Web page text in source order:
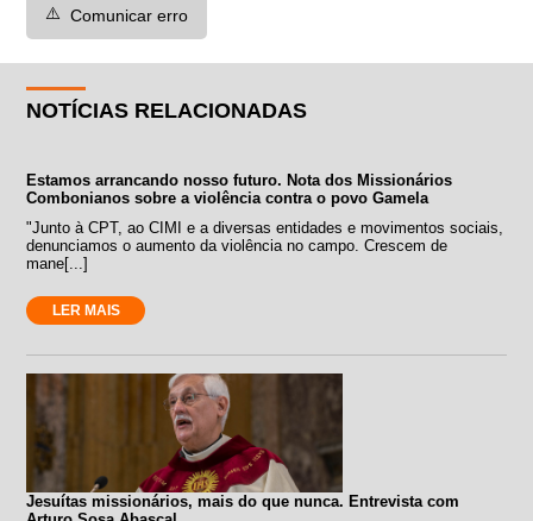
⚠️ Comunicar erro
NOTÍCIAS RELACIONADAS
Estamos arrancando nosso futuro. Nota dos Missionários
Combonianos sobre a violência contra o povo Gamela
"Junto à CPT, ao CIMI e a diversas entidades e movimentos sociais,
denunciamos o aumento da violência no campo. Crescem de
mane[...]
LER MAIS
Jesuítas missionários, mais do que nunca. Entrevista com